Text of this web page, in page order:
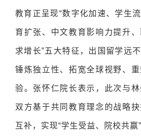
教育正呈现“数字化加速、学生
育扩张、中文教育影响力提升
求增长”五大特征，出国留学远
锤炼独立性、拓宽全球视野、
验。张怀仁院长表示，此次与
双方基于共同教育理念的战略
互补，实现“学生受益、院校共赢